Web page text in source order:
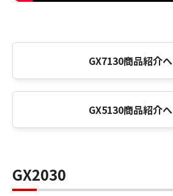
GX7130商品紹介へ
GX5130商品紹介へ
GX2030